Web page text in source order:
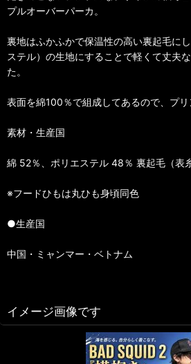
プルオーバーパーカ。
裏地はふかふかで保温性の高い裏起毛に
ステル）の生地にすることで軽くて丈夫
た。
表面を綿100％で組成してあるので、プリ
素材・生産国
綿 52％、ポリエステル 48％ 裏起毛（表
※フードひもは丸ひも身頃同色
●生産国
中国・ミャンマー・ベトナム
イメージ画像です